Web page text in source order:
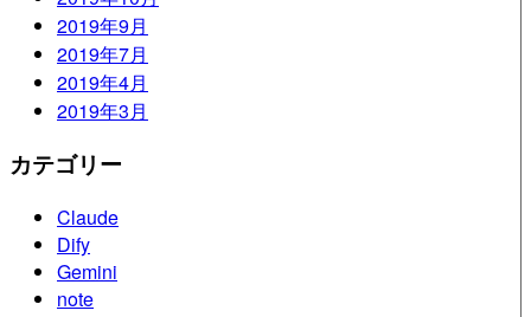
2019年9月
2019年7月
2019年4月
2019年3月
カテゴリー
Claude
Dify
Gemini
note